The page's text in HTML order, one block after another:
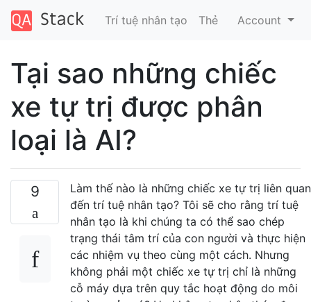
Trí tuệ nhân tạo Thẻ Account
Tại sao những chiếc
xe tự trị được phân
loại là AI?
9
Làm thế nào là những chiếc xe tự trị liên quan
đến trí tuệ nhân tạo? Tôi sẽ cho rằng trí tuệ
nhân tạo là khi chúng ta có thể sao chép
trạng thái tâm trí của con người và thực hiện
các nhiệm vụ theo cùng một cách. Nhưng
không phải một chiếc xe tự trị chỉ là những
cỗ máy dựa trên quy tắc hoạt động do môi